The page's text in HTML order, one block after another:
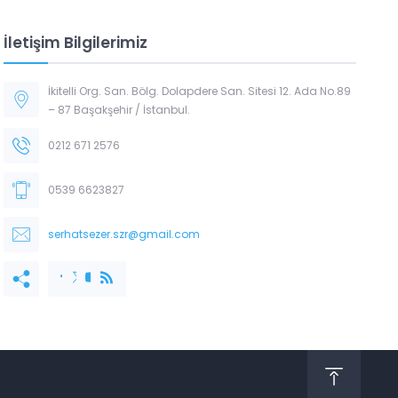
İletişim Bilgilerimiz
İkitelli Org. San. Bölg. Dolapdere San. Sitesi 12. Ada No.89
– 87 Başakşehir / İstanbul.
0212 671 2576
0539 6623827
serhatsezer.szr@gmail.com